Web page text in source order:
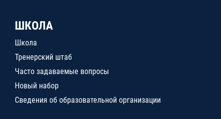
ШКОЛА
Школа
Тренерский штаб
Часто задаваемые вопросы
Новый набор
Сведения об образовательной организации